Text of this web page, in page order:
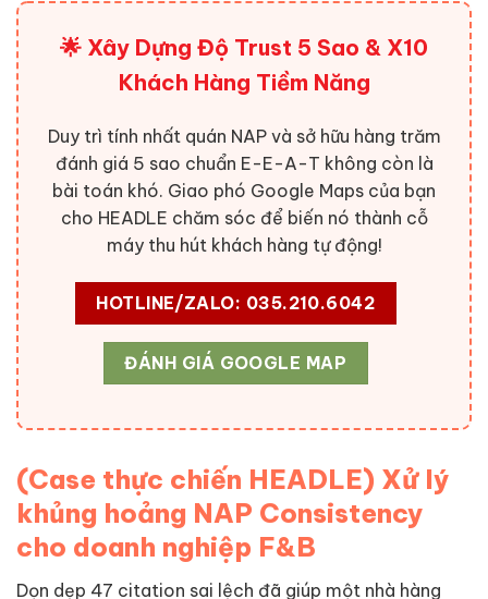
🌟 Xây Dựng Độ Trust 5 Sao & X10
Khách Hàng Tiềm Năng
Duy trì tính nhất quán NAP và sở hữu hàng trăm
đánh giá 5 sao chuẩn E-E-A-T không còn là
bài toán khó. Giao phó Google Maps của bạn
cho HEADLE chăm sóc để biến nó thành cỗ
máy thu hút khách hàng tự động!
HOTLINE/ZALO: 035.210.6042
ĐÁNH GIÁ GOOGLE MAP
(Case thực chiến HEADLE) Xử lý
khủng hoảng NAP Consistency
cho doanh nghiệp F&B
Dọn dẹp 47 citation sai lệch đã giúp một nhà hàng